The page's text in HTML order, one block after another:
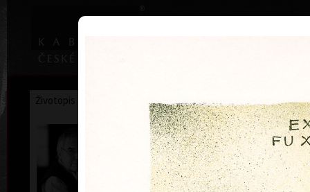
Životopis Ocenění Sbírky
Vladimír Suchánek
* 12.2.1933 † 25.1.2021